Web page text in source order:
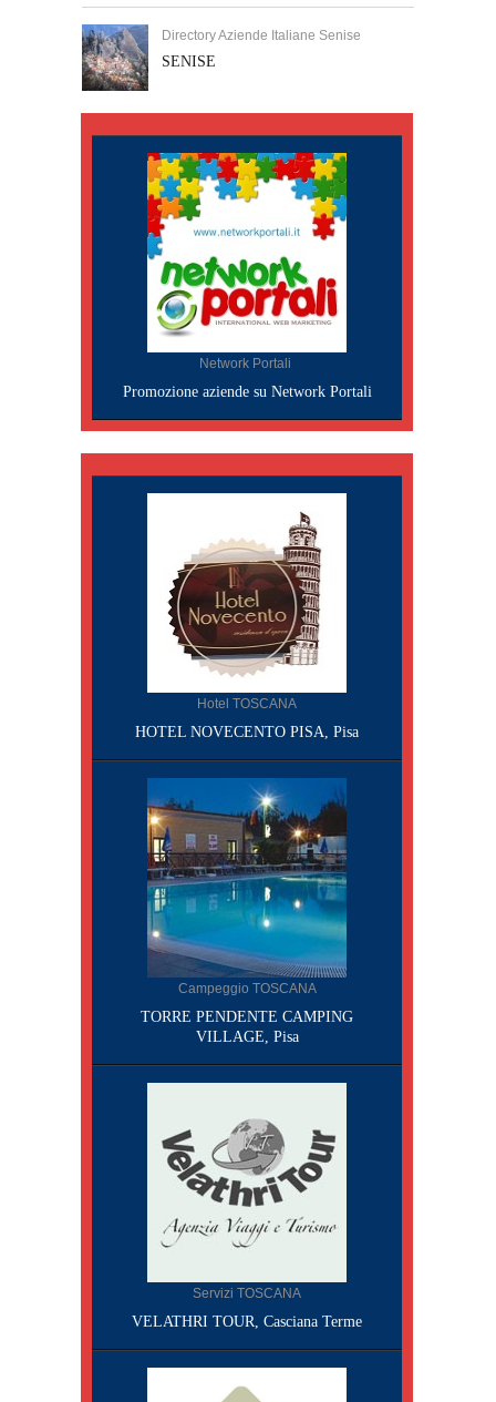
Directory Aziende Italiane Senise
SENISE
Network Portali
Promozione aziende su Network Portali
Hotel TOSCANA
HOTEL NOVECENTO PISA, Pisa
Campeggio TOSCANA
TORRE PENDENTE CAMPING
VILLAGE, Pisa
Servizi TOSCANA
VELATHRI TOUR, Casciana Terme